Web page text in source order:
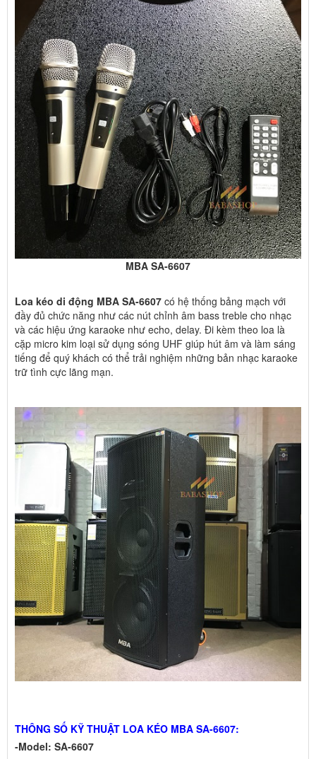
MBA SA-6607
Loa kéo di động MBA SA-6607 có hệ thống bảng mạch với
đầy đủ chức năng như các nút chỉnh âm bass treble cho nhạc
và các hiệu ứng karaoke như echo, delay. Đi kèm theo loa là
cặp micro kim loại sử dụng sóng UHF giúp hút âm và làm sáng
tiếng để quý khách có thể trải nghiệm những bản nhạc karaoke
trữ tình cực lãng mạn.
THÔNG SỐ KỸ THUẬT LOA KÉO MBA SA-6607:
-Model: SA-6607